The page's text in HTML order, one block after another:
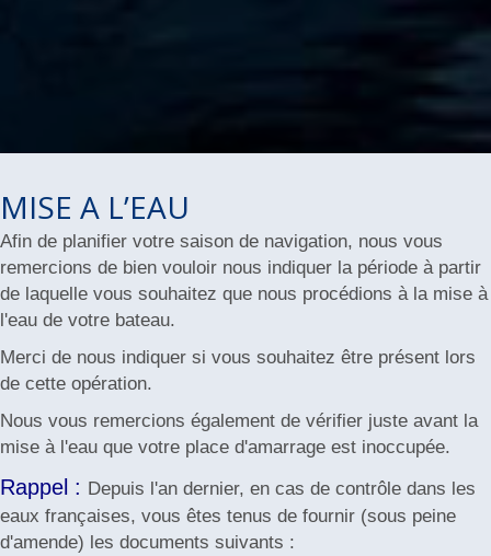
MISE A L’EAU
Afin de planifier votre saison de navigation, nous vous
remercions de bien vouloir nous indiquer la période à partir
de laquelle vous souhaitez que nous procédions à la mise à
l'eau de votre bateau.
Merci de nous indiquer si vous souhaitez être présent lors
de cette opération.
Nous vous remercions également de vérifier juste avant la
mise à l'eau que votre place d'amarrage est inoccupée.
Rappel : Depuis l'an dernier, en cas de contrôle dans les
eaux françaises, vous êtes tenus de fournir (sous peine
d'amende) les documents suivants :